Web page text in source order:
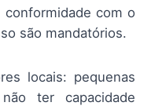
conformidade com o
são mandatórios.
locais: pequenas
ter capacidade